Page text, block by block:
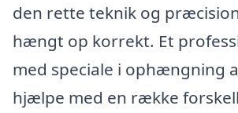
den rette teknik og
hængt op korrekt. Et
med speciale i ophængning
hjælpe med en række